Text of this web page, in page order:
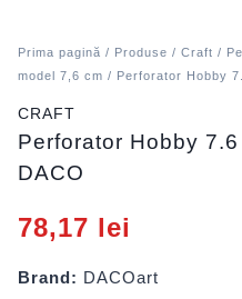
Prima pagină / Produse / Craft /
model 7,6 cm / Perforator Hobby
CRAFT
Perforator Hobby
DACO
78,17 lei
Brand: DACOart